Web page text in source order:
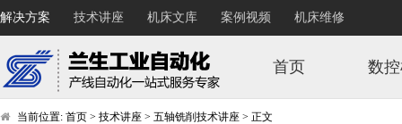
解决方案 技术讲座 机床文库 案例视频 机床维修
首页 数
当前位置: 首页 > 技术讲座 > 五轴铣削技术讲座 > 正文